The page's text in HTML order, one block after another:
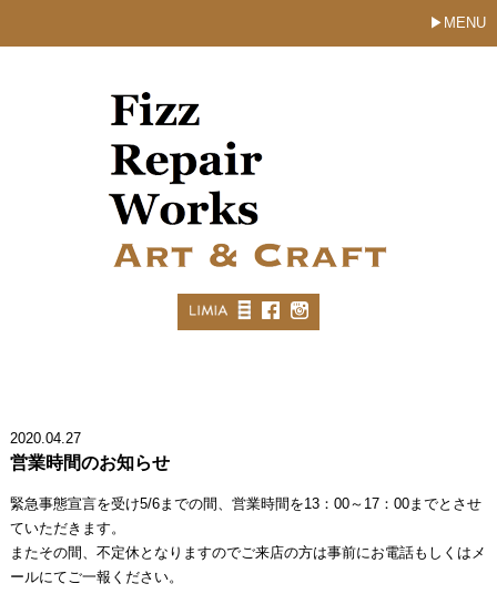
MENU
2020.04.27
営業時間のお知らせ
緊急事態宣言を受け5/6までの間、営業時間を13：00～17：00までとさせ
ていただきます。
またその間、不定休となりますのでご来店の方は事前にお電話もしくはメ
ールにてご一報ください。